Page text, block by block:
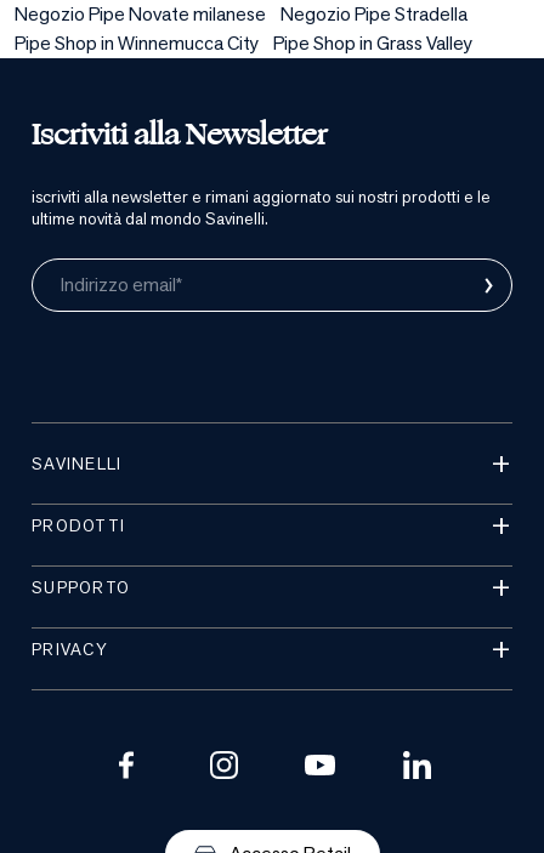
Negozio Pipe Novate milanese
Negozio Pipe Stradella
Pipe Shop in Winnemucca City Pipe Shop in Grass Valley
Iscriviti alla Newsletter
iscriviti alla newsletter e rimani aggiornato sui nostri prodotti e le
ultime novità dal mondo Savinelli.
Indirizzo email* ›
SAVINELLI
PRODOTTI
SUPPORTO
PRIVACY